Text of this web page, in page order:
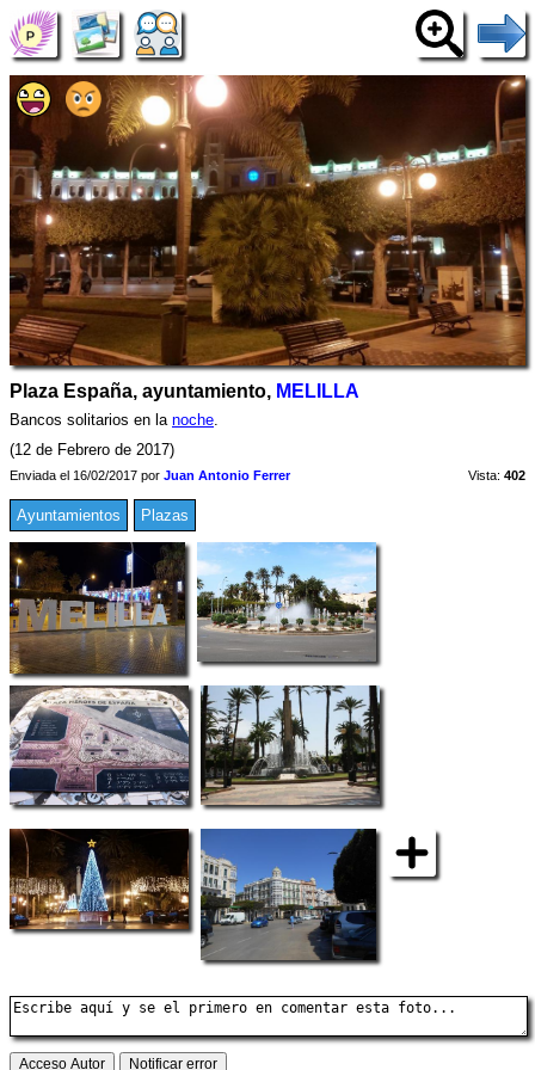
Plaza España, ayuntamiento, MELILLA
Bancos solitarios en la noche.
(12 de Febrero de 2017)
Enviada el 16/02/2017 por Juan Antonio Ferrer Vista: 402
Ayuntamientos Plazas